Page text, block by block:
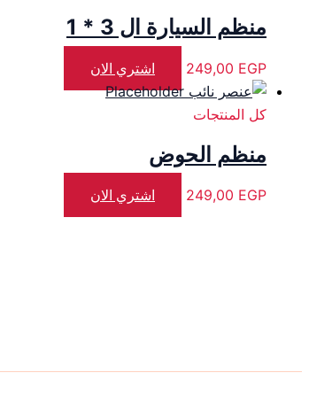
منظم السيارة ال 3 * 1
249,00 EGP اشتري الان
كل المنتجات
منظم الحوض
249,00 EGP اشتري الان